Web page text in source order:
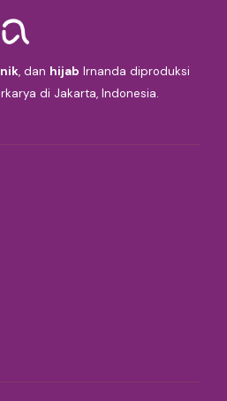
, dan hijab Irnanda diproduksi
di Jakarta, Indonesia.